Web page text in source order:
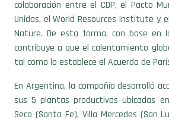
Nature. De esta forma, con base en
contribuye a que el calentamiento
tal como lo establece el Acuerdo de
En Argentina, la compañía desarrolló
sus 5 plantas productivas ubicadas
Seco (Santa Fe), Villa Mercedes (San
(Buenos Aires).